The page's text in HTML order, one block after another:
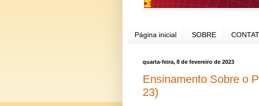
Página inicial SOBRE
quarta-feira, 8 de fevereiro de 2023
Ensinamento Sobre o
23)